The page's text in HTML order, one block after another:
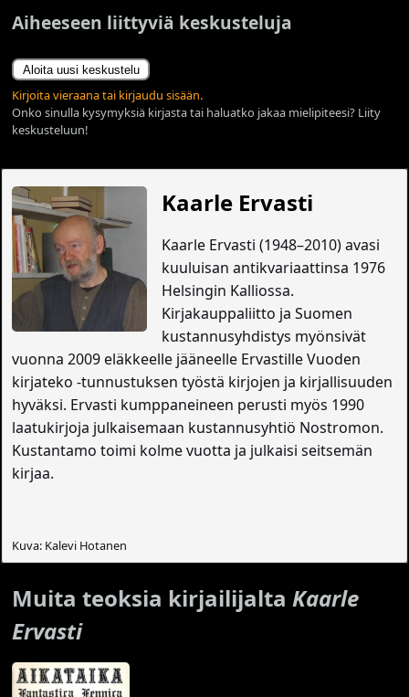
Aiheeseen liittyviä keskusteluja
Aloita uusi keskustelu
Kirjoita vieraana tai kirjaudu sisään.
Onko sinulla kysymyksiä kirjasta tai haluatko jakaa mielipiteesi? Liity
keskusteluun!
Kaarle Ervasti
Kaarle Ervasti (1948–2010) avasi
kuuluisan antikvariaattinsa 1976
Helsingin Kalliossa.
Kirjakauppaliitto ja Suomen
kustannusyhdistys myönsivät
vuonna 2009 eläkkeelle jääneelle Ervastille Vuoden
kirjateko -tunnustuksen työstä kirjojen ja kirjallisuuden
hyväksi. Ervasti kumppaneineen perusti myös 1990
laatukirjoja julkaisemaan kustannusyhtiö Nostromon.
Kustantamo toimi kolme vuotta ja julkaisi seitsemän
kirjaa.
Kuva: Kalevi Hotanen
Muita teoksia kirjailijaltaKaarle
Ervasti